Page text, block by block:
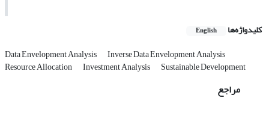
کلیدواژه‌ها English
Data Envelopment Analysis Inverse Data Envelopment Analysis
Resource Allocation Investment Analysis Sustainable Development
مراجع